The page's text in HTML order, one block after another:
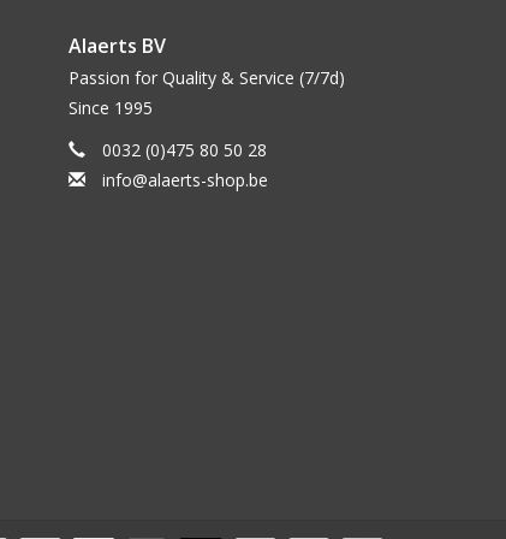
Alaerts BV
Passion for Quality & Service (7/7d)
Since 1995
0032 (0)475 80 50 28
info@alaerts-shop.be